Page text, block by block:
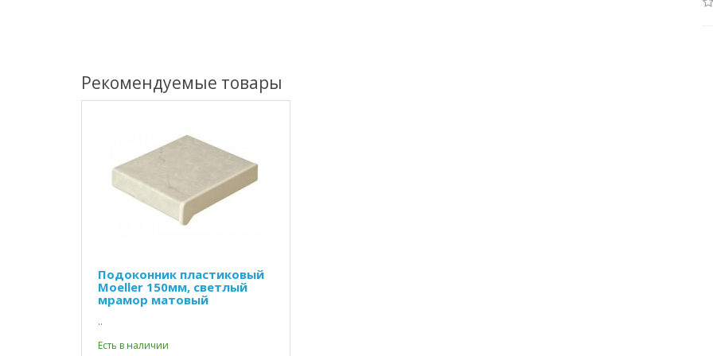
Рекомендуемые товары
Подоконник пластиковый
Moeller 150мм, светлый
мрамор матовый
..
Есть в наличии